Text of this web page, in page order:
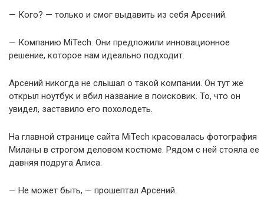
— Кого? — только и смог выдавить из себя Арсений.
— Компанию MiTech. Они предложили инновационное
решение, которое нам идеально подходит.
Арсений никогда не слышал о такой компании. Он тут же
открыл ноутбук и вбил название в поисковик. То, что он
увидел, заставило его похолодеть.
На главной странице сайта MiTech красовалась фотография
Миланы в строгом деловом костюме. Рядом с ней стояла ее
давняя подруга Алиса.
— Не может быть, — прошептал Арсений.